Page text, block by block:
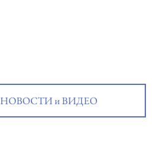
НОВОСТИ и ВИДЕО